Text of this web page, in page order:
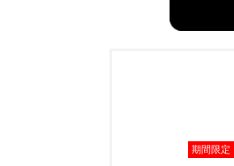
期間限定